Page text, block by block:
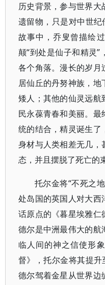
历史背景，参与世界大
遗留物，只是对中世纪
故事中，乔叟曾描绘
颠“到处是仙子和精灵
各个角落。漫长的岁
居仙丘的丹努神族，
矮人；其他的仙灵远
民永葆青春和美丽。
统的结合，精灵诞生了
身材与人类相差无几
态，并且摆脱了死亡的
托尔金将“不死之
处岛国的英国人对大西
话原点的《暮星埃雅
德尔是中洲最伟大的航
临人间的神之信使形
督》，托尔金将其提升
德尔驾着金星从世界